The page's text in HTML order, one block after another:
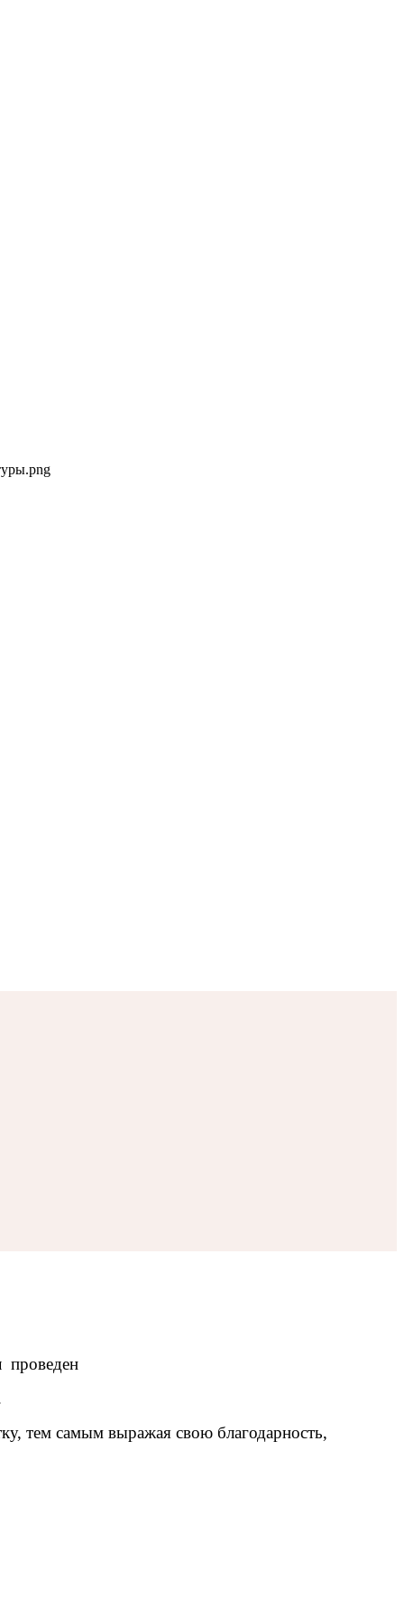
проведен
тем самым выражая свою благодарность,